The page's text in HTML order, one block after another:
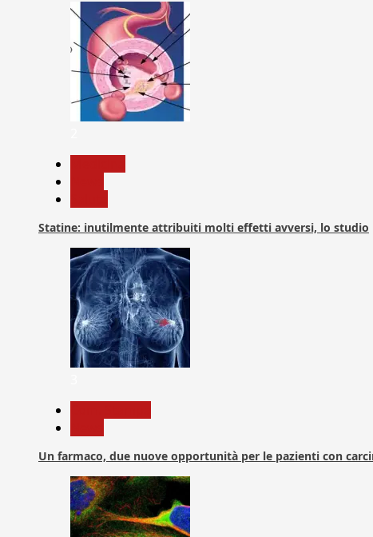
Statine: inutilmente attribuiti molti effetti avversi, lo studio
Un farmaco, due nuove opportunità per le pazienti con